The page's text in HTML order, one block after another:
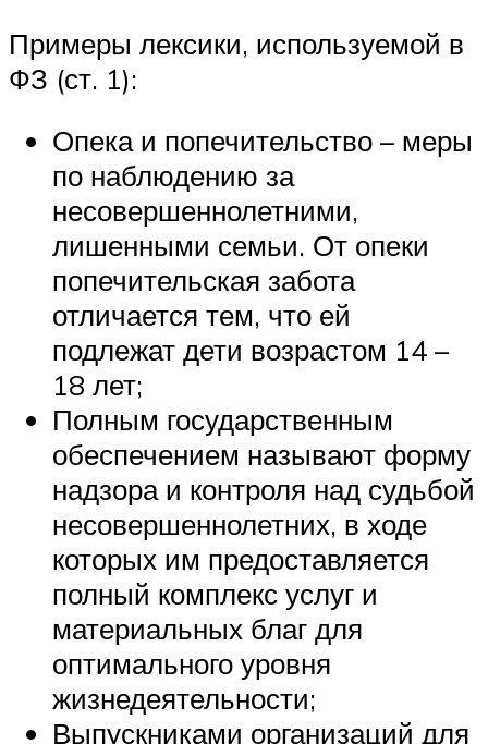
Примеры лексики, используемой в
ФЗ (ст. 1):
Опека и попечительство – меры
по наблюдению за
несовершеннолетними,
лишенными семьи. От опеки
попечительская забота
отличается тем, что ей
подлежат дети возрастом 14 –
18 лет;
Полным государственным
обеспечением называют форму
надзора и контроля над судьбой
несовершеннолетних, в ходе
которых им предоставляется
полный комплекс услуг и
материальных благ для
оптимального уровня
жизнедеятельности;
Выпускниками организаций для